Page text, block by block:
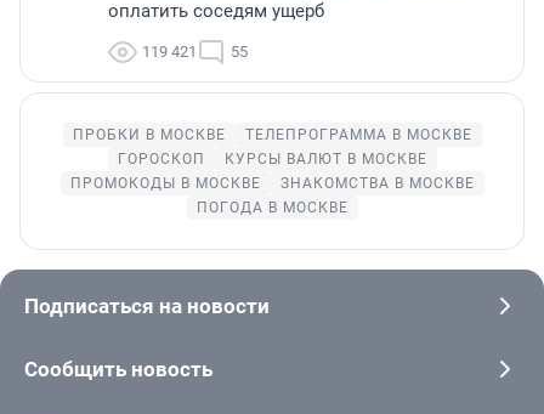
оплатить соседям ущерб
119 421 55
ПРОБКИ В МОСКВЕ
ТЕЛЕПРОГРАММА В МОСКВЕ
ГОРОСКОП
КУРСЫ ВАЛЮТ В МОСКВЕ
ПРОМОКОДЫ В МОСКВЕ
ЗНАКОМСТВА В МОСКВЕ
ПОГОДА В МОСКВЕ
Подписаться на новости
Сообщить новость